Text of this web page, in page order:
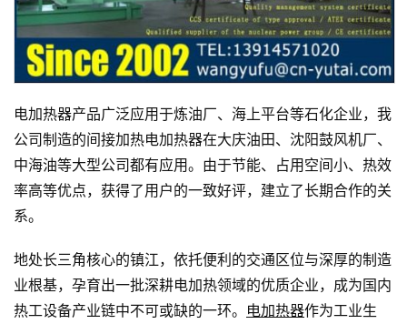
电加热器产品广泛应用于炼油厂、海上平台等石化企业，我
公司制造的间接加热电加热器在大庆油田、沈阳鼓风机厂、
中海油等大型公司都有应用。由于节能、占用空间小、热效
率高等优点，获得了用户的一致好评，建立了长期合作的关
系。
地处长三角核心的镇江，依托便利的交通区位与深厚的制造
业根基，孕育出一批深耕电加热领域的优质企业，成为国内
热工设备产业链中不可或缺的一环。
电加热器作为工业生